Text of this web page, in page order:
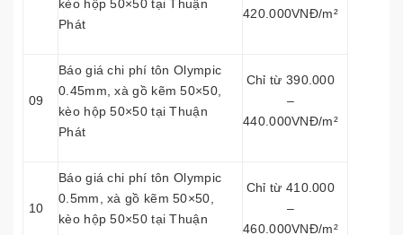
kèo hộp 50×50 tại Thuận
Phát
420.000VNĐ/m²
09
Báo giá chi phí tôn Olympic
0.45mm, xà gồ kẽm 50×50,
kèo hộp 50×50 tại Thuận
Phát
Chỉ từ 390.000
–
440.000VNĐ/m²
10
Báo giá chi phí tôn Olympic
0.5mm, xà gồ kẽm 50×50,
kèo hộp 50×50 tại Thuận
Chỉ từ 410.000
–
460.000VNĐ/m²